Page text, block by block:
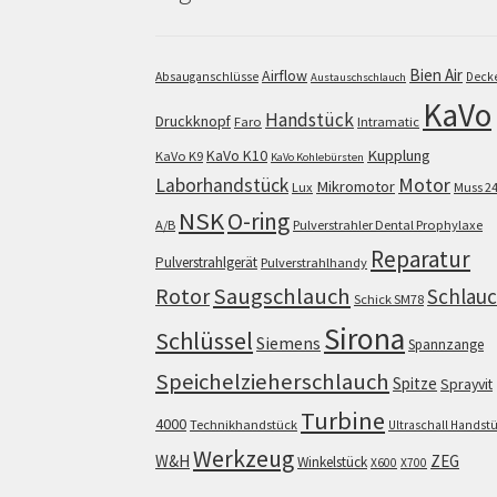
Absauganschlüsse Airflow Austauschschlauch Bien Air
Druckknopf Faro Handstück Intramatic KaVo
KaVo K9 KaVo K10 KaVo Kohlebürsten Kupplung
Laborhandstück Lux Mikromotor Motor Muss
A/B NSKO-ring Pulverstrahler Dental Prophylaxe
Pulverstrahlgerät Pulverstrahlhandy Reparatur
RotorSaugschlauch Schick SM78
Schlüssel Siemens Sirona Spannzange
Speichelzieherschlauch Spitze Sprayvit
4000 Technikhandstück Turbine Ultraschall
W&H WerkzeugWinkelstück X600 X700 ZEG